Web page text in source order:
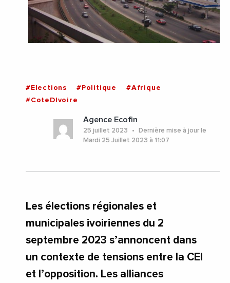
#Elections #Politique
#Afrique
#CoteDIvoire
Agence Ecofin
25 juillet 2023
Dernière mise à jour le
Mardi 25 Juillet 2023 à 11:07
Les élections régionales et
municipales ivoiriennes du 2
septembre 2023 s’annoncent dans
un contexte de tensions entre la CEI
et l’opposition. Les alliances